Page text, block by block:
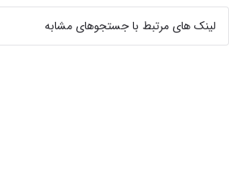
لینک های مرتبط با جستجوهای مشابه